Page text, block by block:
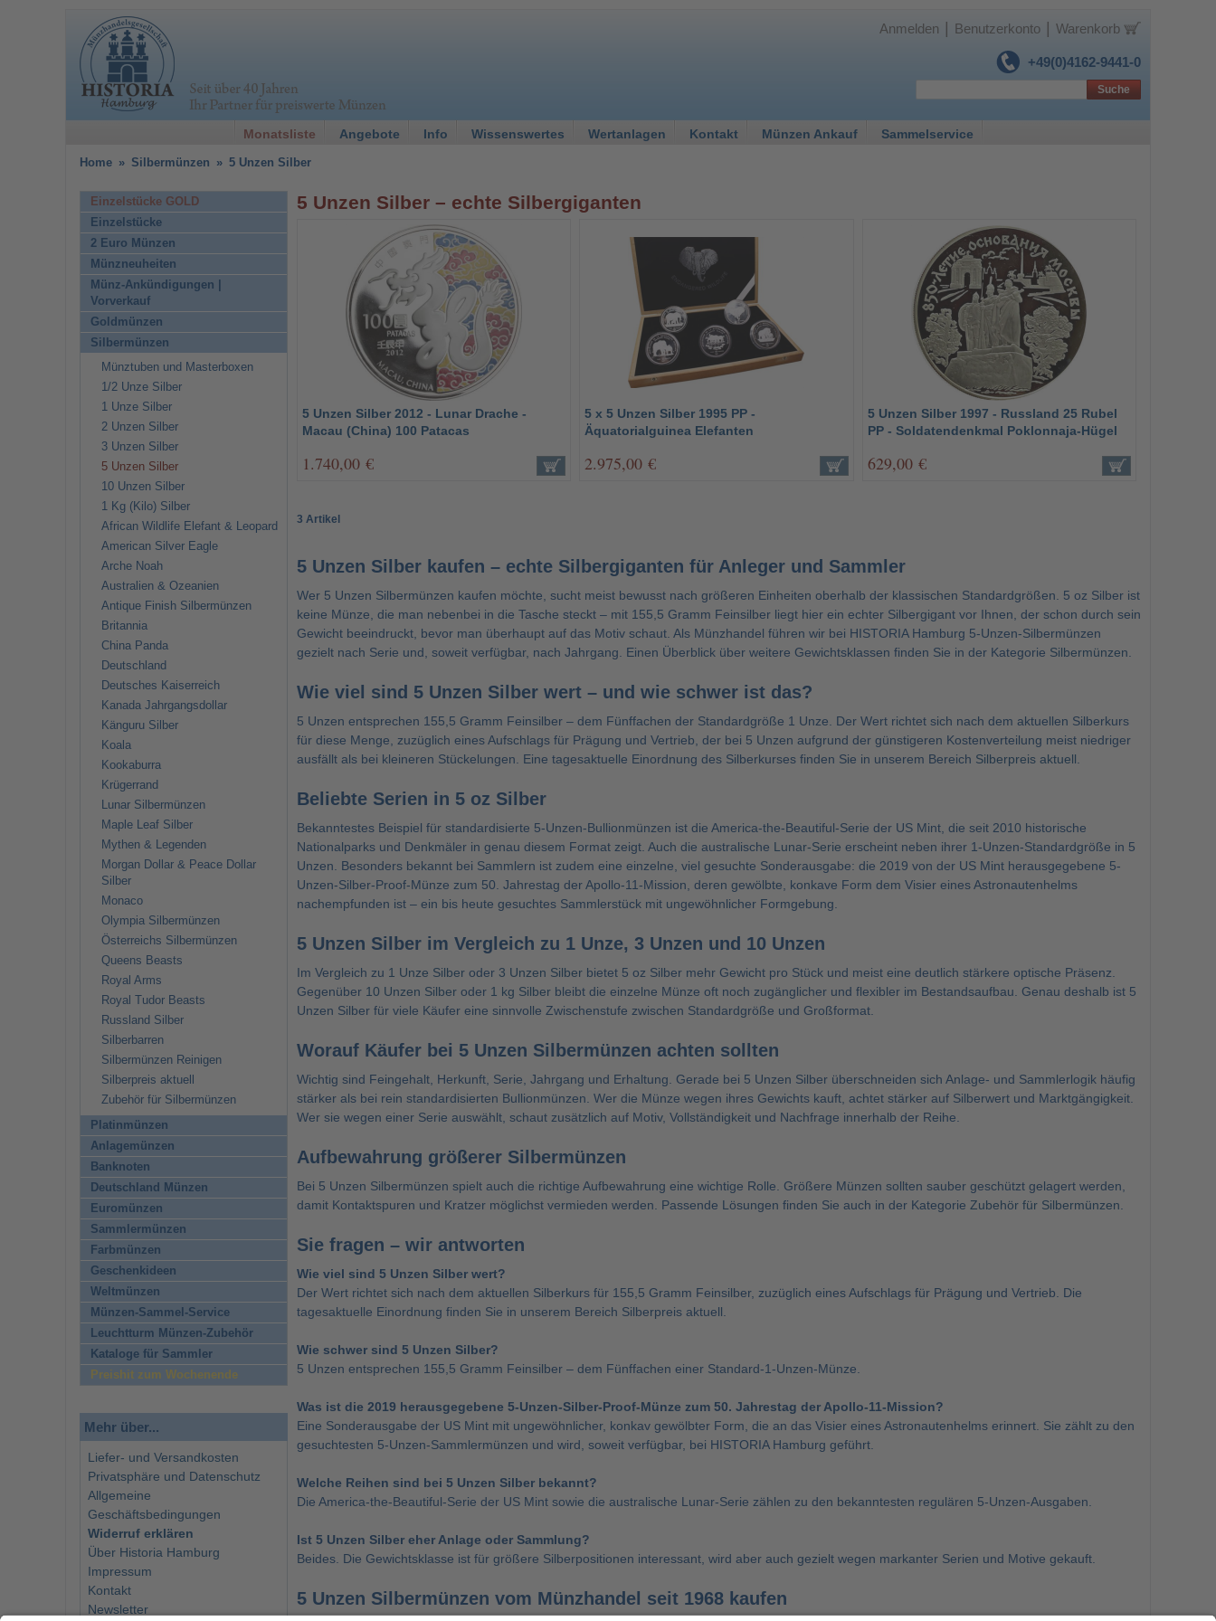
+49(0)4162-9441-0
Anmelden Benutzerkonto Warenkorb
Monatsliste Angebote Info Wissenswertes Wertanlagen Kontakt Münzen Ankauf Sammelservice
Suche
Home » Silbermünzen » 5 Unzen Silber
5 Unzen Silber – echte Silbergiganten
5 Unzen Silber 2012 - Lunar Drache -
Macau (China) 100 Patacas
1.740,00 €
5 x 5 Unzen Silber 1995 PP -
Äquatorialguinea Elefanten
2.975,00 €
5 Unzen Silber 1997 - Russland 25 Rubel
PP - Soldatendenkmal Poklonnaja-Hügel
629,00 €
3 Artikel
5 Unzen Silber kaufen – echte Silbergiganten für Anleger und Sammler
Wer 5 Unzen Silbermünzen kaufen möchte, sucht meist bewusst nach größeren Einheiten oberhalb der klassischen Standardgrößen. 5 oz Silber ist
keine Münze, die man nebenbei in die Tasche steckt – mit 155,5 Gramm Feinsilber liegt hier ein echter Silbergigant vor Ihnen, der schon durch sein
Gewicht beeindruckt, bevor man überhaupt auf das Motiv schaut. Als Münzhandel führen wir bei HISTORIA Hamburg 5-Unzen-Silbermünzen
gezielt nach Serie und, soweit verfügbar, nach Jahrgang. Einen Überblick über weitere Gewichtsklassen finden Sie in der Kategorie Silbermünzen
Wie viel sind 5 Unzen Silber wert – und wie schwer ist das?
5 Unzen entsprechen 155,5 Gramm Feinsilber – dem Fünffachen der Standardgröße 1 Unze. Der Wert richtet sich nach dem aktuellen Silberkurs
für diese Menge, zuzüglich eines Aufschlags für Prägung und Vertrieb, der bei 5 Unzen aufgrund der günstigeren Kostenverteilung meist niedriger
ausfällt als bei kleineren Stückelungen. Eine tagesaktuelle Einordnung des Silberkurses finden Sie in unserem Bereich Silberpreis aktuell
Beliebte Serien in 5 oz Silber
Bekanntestes Beispiel für standardisierte 5-Unzen-Bullionmünzen ist die America-the-Beautiful-Serie der US Mint, die seit 2010 historische
Nationalparks und Denkmäler in genau diesem Format zeigt. Auch die australische Lunar-Serie erscheint neben ihrer 1-Unzen-Standardgröße in 5
Unzen. Besonders bekannt bei Sammlern ist zudem eine einzelne, viel gesuchte Sonderausgabe: die 2019 von der US Mint herausgegebene 5-
Unzen-Silber-Proof-Münze zum 50. Jahrestag der Apollo-11-Mission, deren gewölbte, konkave Form dem Visier eines Astronautenhelms
nachempfunden ist – ein bis heute gesuchtes Sammlerstück mit ungewöhnlicher Formgebung.
5 Unzen Silber im Vergleich zu 1 Unze, 3 Unzen und 10 Unzen
Im Vergleich zu 1 Unze Silberoder 3 Unzen Silberbietet 5 oz Silber mehr Gewicht pro Stück und meist eine deutlich stärkere optische Präsenz.
Gegenüber 10 Unzen Silberoder 1 kg Silberbleibt die einzelne Münze oft noch zugänglicher und flexibler im Bestandsaufbau. Genau deshalb ist 5
Unzen Silber für viele Käufer eine sinnvolle Zwischenstufe zwischen Standardgröße und Großformat.
Worauf Käufer bei 5 Unzen Silbermünzen achten sollten
Wichtig sind Feingehalt, Herkunft, Serie, Jahrgang und Erhaltung. Gerade bei 5 Unzen Silber überschneiden sich Anlage- und Sammlerlogik häufig
stärker als bei rein standardisierten Bullionmünzen. Wer die Münze wegen ihres Gewichts kauft, achtet stärker auf Silberwert und Marktgängigkeit.
Wer sie wegen einer Serie auswählt, schaut zusätzlich auf Motiv, Vollständigkeit und Nachfrage innerhalb der Reihe.
Aufbewahrung größerer Silbermünzen
Bei 5 Unzen Silbermünzen spielt auch die richtige Aufbewahrung eine wichtige Rolle. Größere Münzen sollten sauber geschützt gelagert werden,
damit Kontaktspuren und Kratzer möglichst vermieden werden. Passende Lösungen finden Sie auch in der Kategorie Zubehör für Silbermünzen
Sie fragen – wir antworten
Wie viel sind 5 Unzen Silber wert?
Der Wert richtet sich nach dem aktuellen Silberkurs für 155,5 Gramm Feinsilber, zuzüglich eines Aufschlags für Prägung und Vertrieb. Die
tagesaktuelle Einordnung finden Sie in unserem Bereich Silberpreis aktuell.
Wie schwer sind 5 Unzen Silber?
5 Unzen entsprechen 155,5 Gramm Feinsilber – dem Fünffachen einer Standard-1-Unzen-Münze.
Was ist die 2019 herausgegebene 5-Unzen-Silber-Proof-Münze zum 50. Jahrestag der Apollo-11-Mission?
Eine Sonderausgabe der US Mint mit ungewöhnlicher, konkav gewölbter Form, die an das Visier eines Astronautenhelms erinnert. Sie zählt zu den
gesuchtesten 5-Unzen-Sammlermünzen und wird, soweit verfügbar, bei HISTORIA Hamburg geführt.
Welche Reihen sind bei 5 Unzen Silber bekannt?
Die America-the-Beautiful-Serie der US Mint sowie die australische Lunar-Serie zählen zu den bekanntesten regulären 5-Unzen-Ausgaben.
Ist 5 Unzen Silber eher Anlage oder Sammlung?
Beides. Die Gewichtsklasse ist für größere Silberpositionen interessant, wird aber auch gezielt wegen markanter Serien und Motive gekauft.
5 Unzen Silbermünzen vom Münzhandel seit 1968 kaufen
Einzelstücke GOLD
Einzelstücke
2 Euro Münzen
Münzneuheiten
Münz-Ankündigungen |
Vorverkauf
Goldmünzen
Silbermünzen
Münztuben und Masterboxen
1/2 Unze Silber
1 Unze Silber
2 Unzen Silber
3 Unzen Silber
5 Unzen Silber
10 Unzen Silber
1 Kg (Kilo) Silber
African Wildlife Elefant & Leopard
American Silver Eagle
Arche Noah
Australien & Ozeanien
Antique Finish Silbermünzen
Britannia
China Panda
Deutschland
Deutsches Kaiserreich
Kanada Jahrgangsdollar
Känguru Silber
Koala
Kookaburra
Krügerrand
Lunar Silbermünzen
Maple Leaf Silber
Mythen & Legenden
Morgan Dollar & Peace Dollar
Silber
Monaco
Olympia Silbermünzen
Österreichs Silbermünzen
Queens Beasts
Royal Arms
Royal Tudor Beasts
Russland Silber
Silberbarren
Silbermünzen Reinigen
Silberpreis aktuell
Zubehör für Silbermünzen
Platinmünzen
Anlagemünzen
Banknoten
Deutschland Münzen
Euromünzen
Sammlermünzen
Farbmünzen
Geschenkideen
Weltmünzen
Münzen-Sammel-Service
Leuchtturm Münzen-Zubehör
Kataloge für Sammler
Preishit zum Wochenende
Mehr über...
Liefer- und Versandkosten
Privatsphäre und Datenschutz
Allgemeine
Geschäftsbedingungen
Widerruf erklären
Über Historia Hamburg
Impressum
Kontakt
Newsletter